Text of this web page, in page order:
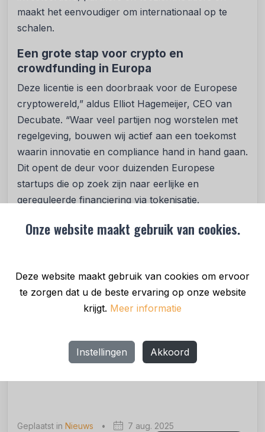
Onze website maakt gebruik van cookies.
Deze website maakt gebruik van cookies om ervoor
te zorgen dat u de beste ervaring op onze website
krijgt. Meer informatie
Instellingen Akkoord
maakt het eenvoudiger om internationaal op te
schalen.
Een grote stap voor crypto en
crowdfunding in Europa
Deze licentie is een doorbraak voor de Europese
cryptowereld,” aldus Elliot Hagemeijer, CEO van
Decubate. “Waar veel partijen nog worstelen met
regelgeving, bouwen wij actief aan een toekomst
waarin innovatie en compliance hand in hand gaan.
Dit opent de deur voor duizenden Europese
startups die op zoek zijn naar eerlijke en
gereguleerde financiering via tokenisatie.
Over Decubate
sector. Het platform fungeert als brug tussen
veelbelovende crypto-startups en een breed
netwerk van vroege investeerders. Sinds de start
geholpen met hun token-lancering en financiering.
Met de MICAR-licentie verstevigt Decubate zijn
Geplaatst in Nieuws • 7 aug. 2025